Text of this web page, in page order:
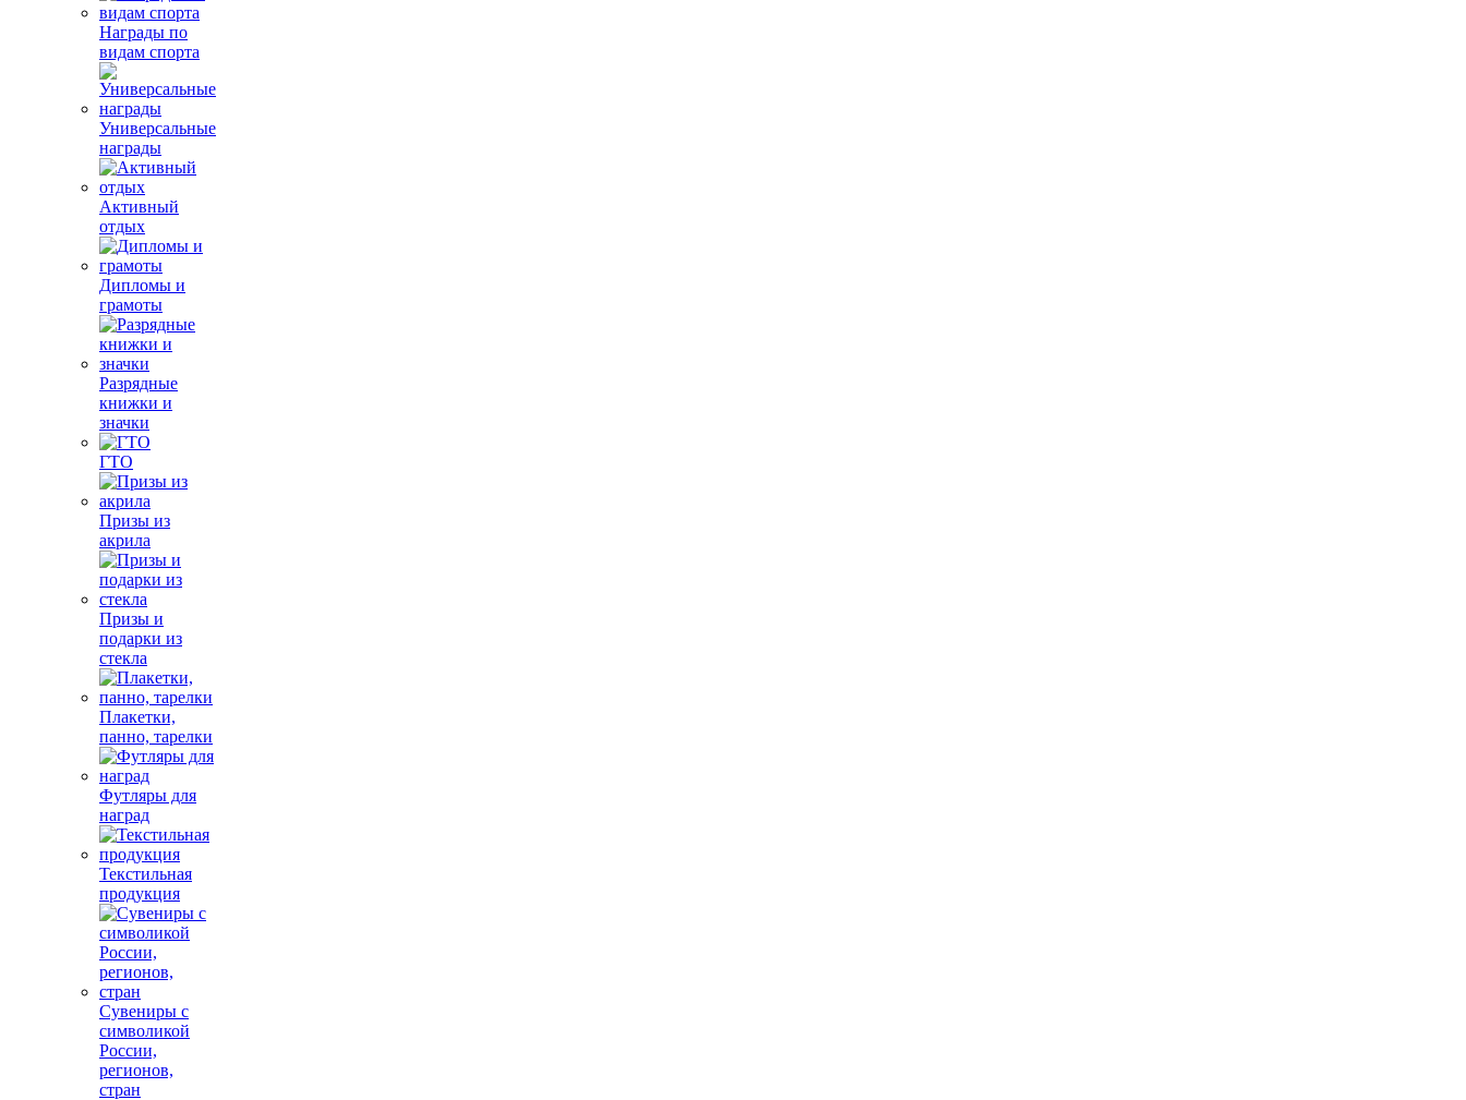
Награды по
видам спорта
Универсальные
награды
Активный
отдых
Дипломы и
грамоты
Разрядные
книжки и
значки
ГТО
Призы из
акрила
Призы и
подарки из
стекла
Плакетки,
панно, тарелки
Футляры для
наград
Текстильная
продукция
Сувениры с
символикой
России,
регионов,
стран